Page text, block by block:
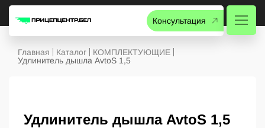
Консультация
Главная Каталог
КОМПЛЕКТУЮЩИЕ
Удлинитель дышла AvtoS 1,5
Удлинитель дышла AvtoS 1,5